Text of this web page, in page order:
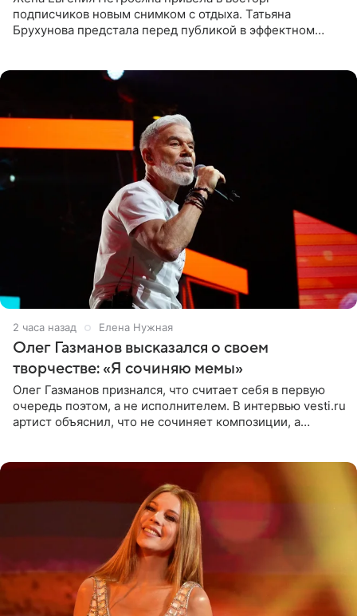
подписчиков новым снимком с отдыха. Татьяна
Брухунова предстала перед публикой в эффектном
2 часа назад Елена Нужная
Олег Газманов высказался о своем
творчестве: «Я сочиняю мемы»
Олег Газманов признался, что считает себя в первую
очередь поэтом, а не исполнителем. В интервью vesti.ru
артист объяснил, что не сочиняет композиции, а